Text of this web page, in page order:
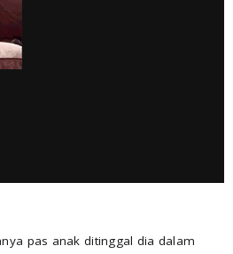
pas anak ditinggal dia dalam